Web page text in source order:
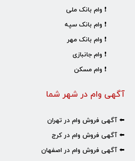
❗ وام بانک ملی
❗ وام بانک سپه
❗ وام بانک مهر
❗ وام جانبازی
❗ وام مسکن
آگهی وام در شهر شما
⬅️ آگهی فروش وام در تهران
⬅️ آگهی فروش وام در کرج
⬅️ آگهی فروش وام در اصفهان